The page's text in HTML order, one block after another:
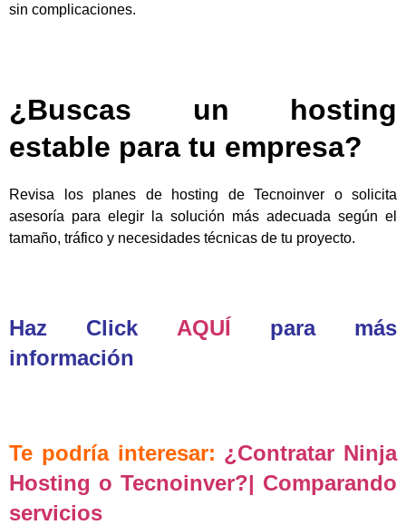
sin complicaciones.
¿Buscas un hosting
estable para tu empresa?
Revisa los planes de hosting de Tecnoinver o solicita
asesoría para elegir la solución más adecuada según el
tamaño, tráfico y necesidades técnicas de tu proyecto.
Haz Click AQUÍ para más
información
Te podría interesar: ¿Contratar Ninja
Hosting o Tecnoinver?| Comparando
servicios